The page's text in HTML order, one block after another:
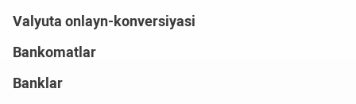
Valyuta onlayn-konversiyasi
Bankomatlar
Banklar